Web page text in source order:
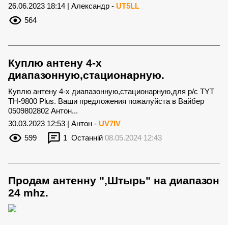
26.06.2023 18:14 | Александр - UT5LL
564
Куплю антену 4-х
диапазонную,стационарную.
Куплю антену 4-х диапазонную,стационарную,для р/с TYT
TH-9800 Plus. Ваши предложения пожалуйста в Вайбер
0509802802 Антон...
30.03.2023 12:53 | Антон - UV7IV
599
1 Останній 08.05.2024 12:43
Продам антенну ",Штырь" на диапазон
24 mhz.